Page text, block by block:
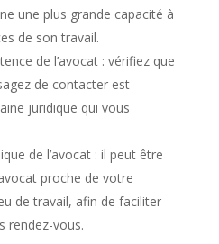
une plus grande capacité à
de son travail.
de l’avocat : vérifiez que
de contacter est
juridique qui vous
de l’avocat : il peut être
proche de votre
de travail, afin de faciliter
rendez-vous.